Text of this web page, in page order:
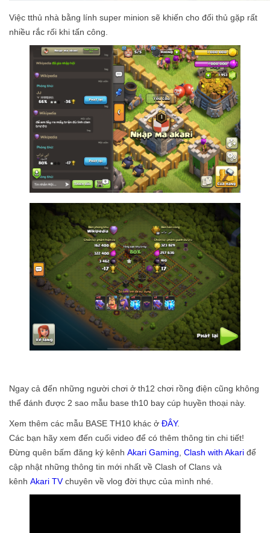
Việc tthủ nhà bằng lính super minion sẽ khiến cho đối thủ gặp rất
nhiều rắc rối khi tấn công.
Ngay cả đến những người chơi ở th12 chơi rồng điện cũng không
thể đánh được 2 sao mẫu base th10 bay cúp huyền thoại này.
Xem thêm các mẫu BASE TH10 khác ở ĐÂY.
Các bạn hãy xem đến cuối video để có thêm thông tin chi tiết!
Đừng quên bấm đăng ký kênh Akari Gaming Clash with Akari để
cập nhật những thông tin mới nhất về Clash of Clans và
kênh Akari TVchuyên về vlog đời thực của mình nhé.